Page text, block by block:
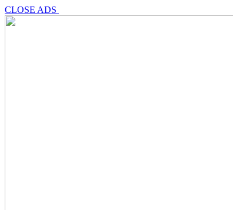
CLOSE ADS